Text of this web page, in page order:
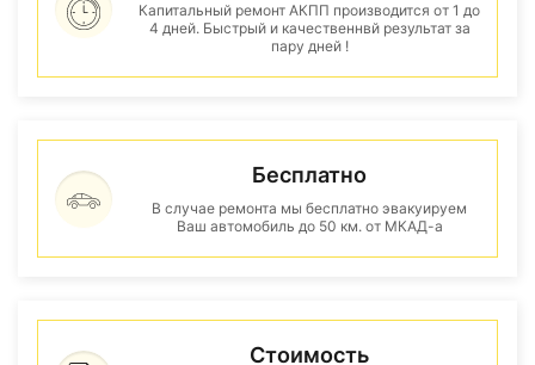
Капитальный ремонт АКПП производится от 1 до
4 дней. Быстрый и качественнвй результат за
пару дней !
Бесплатно
В случае ремонта мы бесплатно эвакуируем
Ваш автомобиль до 50 км. от МКАД-а
Стоимость